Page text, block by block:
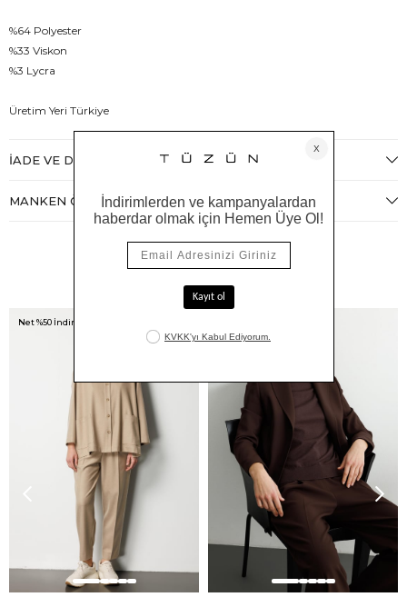
%64 Polyester
%33 Viskon
%3 Lycra
Üretim Yeri Türkiye
İADE VE DEĞIŞIM
MANKEN ÖLÇÜLERI
Net %50 İndirim!